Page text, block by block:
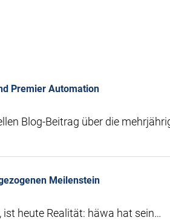
Premier Automation
Blog-Beitrag über die
Meilenstein
heute Realität: häwa hat sein…